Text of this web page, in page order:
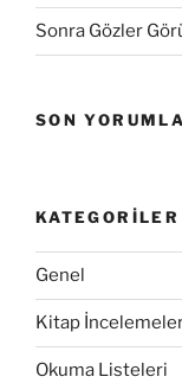
Sonra Gözler
SON
KATEGORILER
Genel
Kitap
Okuma Listeleri